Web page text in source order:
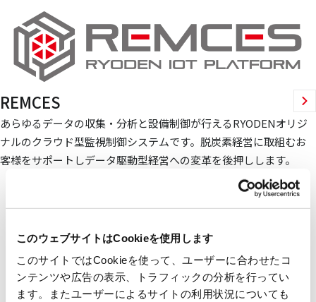
このウェブサイトはCookieを使用します
このサイトではCookieを使って、ユーザーに合わせたコ
ンテンツや広告の表示、トラフィックの分析を行ってい
ます。またユーザーによるサイトの利用状況についても
REMCES
あらゆるデータの収集・分析と設備制御が行えるRYODENオリジ
ナルのクラウド型監視制御システムです。脱炭素経営に取組むお
客様をサポートしデータ駆動型経営への変革を後押しします。